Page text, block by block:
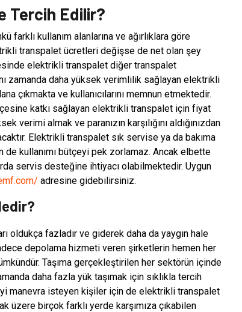
Tercih Edilir?
kullanım alanlarına ve ağırlıklara göre
transpalet ücretleri değişse de net olan şey
elektrikli transpalet diğer transpalet
zamanda daha yüksek verimlilik sağlayan elektrikli
çıkmakta ve kullanıcılarını memnun etmektedir.
katkı sağlayan elektrikli transpalet için fiyat
verimi almak ve paranızın karşılığını aldığınızdan
Elektrikli transpalet sık servise ya da bakıma
kullanımı bütçeyi pek zorlamaz. Ancak elbette
servis desteğine ihtiyacı olabilmektedir. Uygun
adresine gidebilirsiniz.
oldukça fazladır ve giderek daha da yaygın hale
depolama hizmeti veren şirketlerin hemen her
Taşıma gerçekleştirilen her sektörün içinde
daha fazla yük taşımak için sıklıkla tercih
manevra isteyen kişiler için de elektrikli transpalet
üzere birçok farklı yerde karşımıza çıkabilen